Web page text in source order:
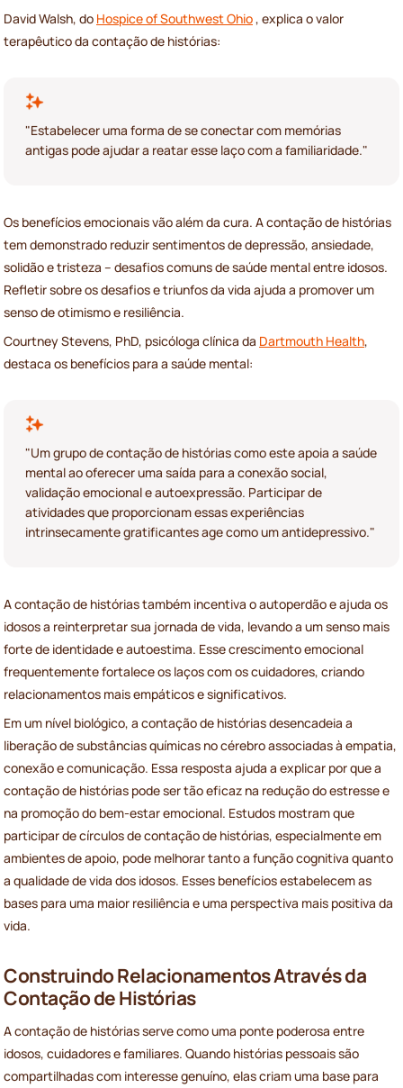
David Walsh, do Hospice of Southwest Ohio , explica o valor
terapêutico da contação de histórias:
"Estabelecer uma forma de se conectar com memórias
antigas pode ajudar a reatar esse laço com a familiaridade."
Os benefícios emocionais vão além da cura. A contação de histórias
tem demonstrado reduzir sentimentos de depressão, ansiedade,
solidão e tristeza – desafios comuns de saúde mental entre idosos.
Refletir sobre os desafios e triunfos da vida ajuda a promover um
senso de otimismo e resiliência.
Courtney Stevens, PhD, psicóloga clínica da Dartmouth Health,
destaca os benefícios para a saúde mental:
"Um grupo de contação de histórias como este apoia a saúde
mental ao oferecer uma saída para a conexão social,
validação emocional e autoexpressão. Participar de
atividades que proporcionam essas experiências
intrinsecamente gratificantes age como um antidepressivo."
A contação de histórias também incentiva o autoperdão e ajuda os
idosos a reinterpretar sua jornada de vida, levando a um senso mais
forte de identidade e autoestima. Esse crescimento emocional
frequentemente fortalece os laços com os cuidadores, criando
relacionamentos mais empáticos e significativos.
Em um nível biológico, a contação de histórias desencadeia a
liberação de substâncias químicas no cérebro associadas à empatia,
conexão e comunicação. Essa resposta ajuda a explicar por que a
contação de histórias pode ser tão eficaz na redução do estresse e
na promoção do bem-estar emocional. Estudos mostram que
participar de círculos de contação de histórias, especialmente em
ambientes de apoio, pode melhorar tanto a função cognitiva quanto
a qualidade de vida dos idosos. Esses benefícios estabelecem as
bases para uma maior resiliência e uma perspectiva mais positiva da
vida.
Construindo Relacionamentos Através da
Contação de Histórias
A contação de histórias serve como uma ponte poderosa entre
idosos, cuidadores e familiares. Quando histórias pessoais são
compartilhadas com interesse genuíno, elas criam uma base para